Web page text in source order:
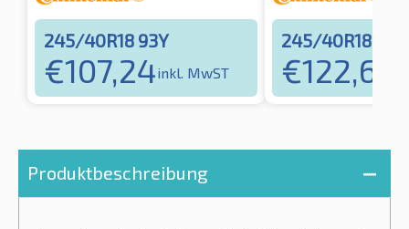
245/40R18 93Y
€107,24inkl. MwST
245/40R18 93Y
€122,62
Produktbeschreibung